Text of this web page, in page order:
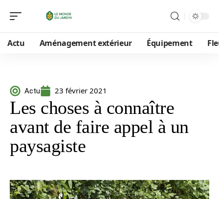
Actu Aménagement extérieur Équipement
Actu 23 février 2021
Les choses à connaître
avant de faire appel à un
paysagiste